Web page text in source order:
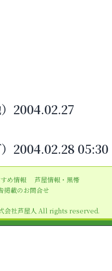
2004.02.27
2004.02.28 05:30
め情報
芦屋情報・黒帯
掲載のお問合せ
会社芦屋人 All rights reserved.